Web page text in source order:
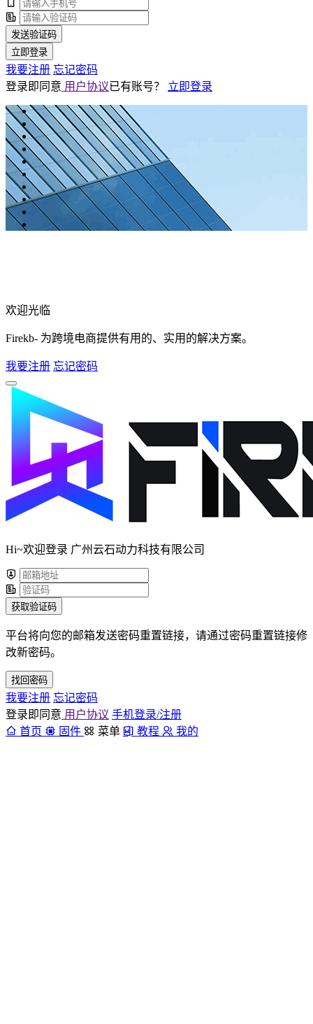
发送验证码
立即登录
我要注册 忘记密码
登录即同意 用户协议已有账号？ 立即登录
欢迎光临
Firekb- 为跨境电商提供有用的、实用的解决方案。
我要注册 忘记密码
Hi~欢迎登录 广州云石动力科技有限公司
获取验证码
平台将向您的邮箱发送密码重置链接，请通过密码重置链接修
改新密码。
找回密码
我要注册 忘记密码
登录即同意 用户协议 手机登录/注册
首页
固件 菜单 教程 我的